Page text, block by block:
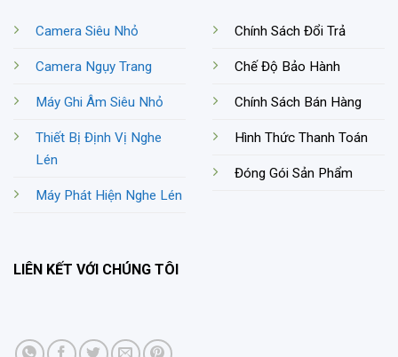
Camera Siêu Nhỏ
Camera Ngụy Trang
Máy Ghi Âm Siêu Nhỏ
Thiết Bị Định Vị Nghe
Lén
Máy Phát Hiện Nghe Lén
Chính Sách Đổi Trả
Chế Độ Bảo Hành
Chính Sách Bán Hàng
Hình Thức Thanh Toán
Đóng Gói Sản Phẩm
LIÊN KẾT VỚI CHÚNG TÔI